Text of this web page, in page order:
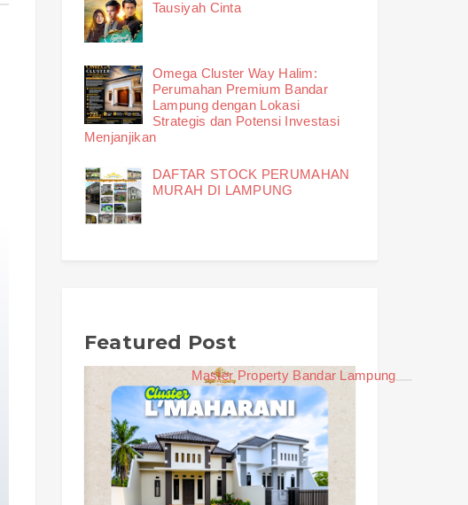
Tausiyah Cinta
Omega Cluster Way Halim:
Perumahan Premium Bandar
Lampung dengan Lokasi
Strategis dan Potensi Investasi
Menjanjikan
DAFTAR STOCK PERUMAHAN
MURAH DI LAMPUNG
Featured Post
Master Property Bandar Lampung